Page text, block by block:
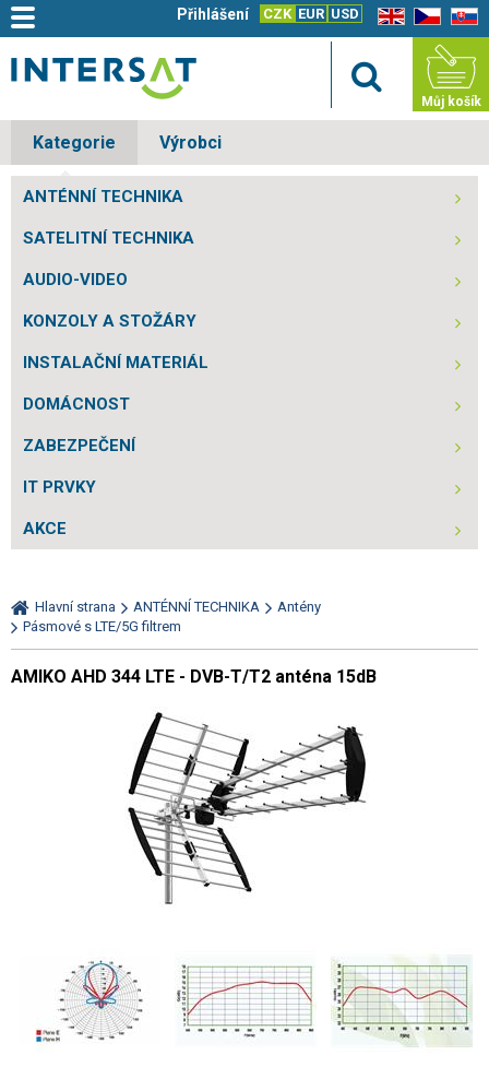
EN CZ SK
CZK EUR USD
Přihlášení
Můj košík
Kategorie Výrobci
ANTÉNNÍ TECHNIKA
SATELITNÍ TECHNIKA
AUDIO-VIDEO
KONZOLY A STOŽÁRY
INSTALAČNÍ MATERIÁL
DOMÁCNOST
ZABEZPEČENÍ
IT PRVKY
AKCE
Hlavní strana ANTÉNNÍ TECHNIKA
Antény
Pásmové s LTE/5G filtrem
AMIKO AHD 344 LTE - DVB-T/T2 anténa 15dB